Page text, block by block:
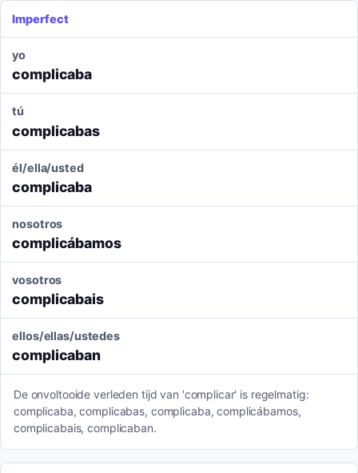
Imperfect
yo
complicaba
tú
complicabas
él/ella/usted
complicaba
nosotros
complicábamos
vosotros
complicabais
ellos/ellas/ustedes
complicaban
De onvoltooide verleden tijd van 'complicar' is regelmatig:
complicaba, complicabas, complicaba, complicábamos,
complicabais, complicaban.